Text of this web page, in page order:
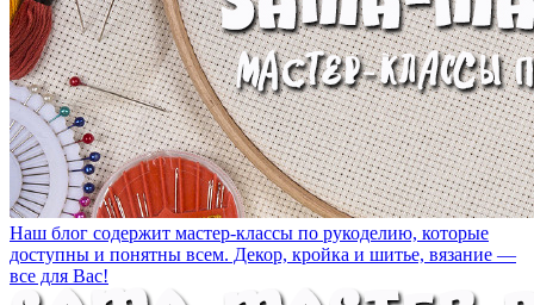
Наш блог содержит мастер-классы по рукоделию, которые
доступны и понятны всем. Декор, кройка и шитье, вязание —
все для Вас!